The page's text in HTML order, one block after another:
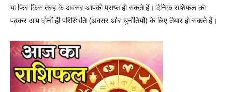
या फिर किस तरह के अवसर आपको प्राप्त हो सकते हैं। दैनिक राशिफल को
पढ़कर आप दोनों ही परिस्थिति (अवसर और चुनौतियों) के लिए तैयार हो सकते हैं।